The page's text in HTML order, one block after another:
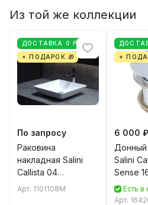
Из той же коллекции
ДОСТАВКА 0 РУБ
+ ПОДАРОК 🎁
По запросу
Раковина
накладная Salini
Callista 04
(матовая) Sapirit
Арт. 1101108M
+
6 000 ₽
Донный
Salini
Sense
белый
Есть в
Арт.